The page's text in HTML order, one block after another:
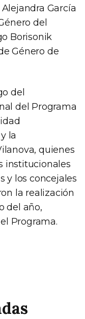
García
del
Borisonik
Género de
del
del Programa
la
quienes
institucionales
y los concejales
la realización
del año,
Programa.